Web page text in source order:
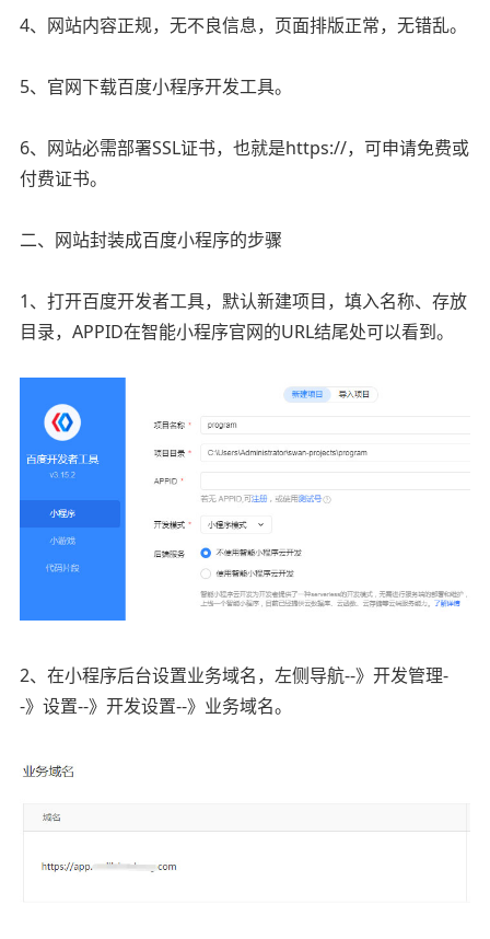
4、网站内容正规，无不良信息，页面排版正常，无错乱。
5、官网下载百度小程序开发工具。
6、网站必需部署SSL证书，也就是https://，可申请免费或
付费证书。
二、网站封装成百度小程序的步骤
1、打开百度开发者工具，默认新建项目，填入名称、存放
目录，APPID在智能小程序官网的URL结尾处可以看到。
2、在小程序后台设置业务域名，左侧导航--》开发管理-
-》设置--》开发设置--》业务域名。